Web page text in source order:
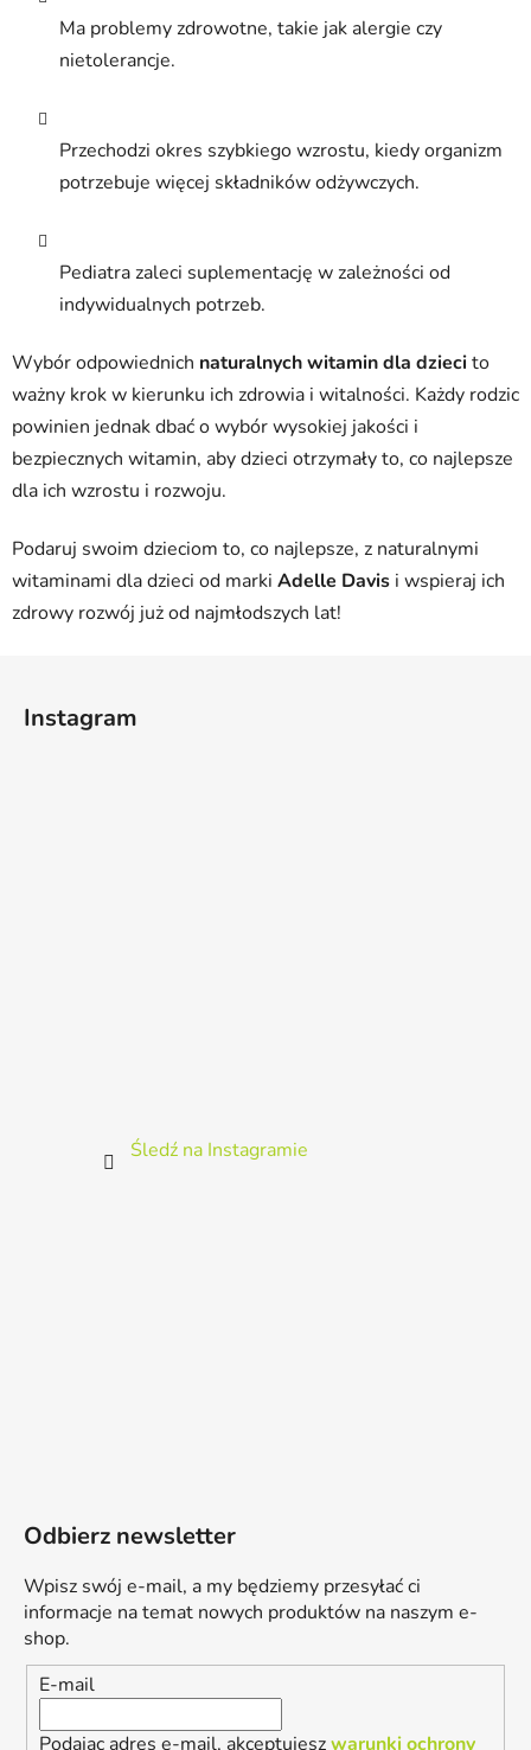
Ma problemy zdrowotne, takie jak alergie czy
nietolerancje.
Przechodzi okres szybkiego wzrostu, kiedy organizm
potrzebuje więcej składników odżywczych.
Pediatra zaleci suplementację w zależności od
indywidualnych potrzeb.
Wybór odpowiednich naturalnych witamin dla dziecito
ważny krok w kierunku ich zdrowia i witalności. Każdy rodzic
powinien jednak dbać o wybór wysokiej jakości i
bezpiecznych witamin, aby dzieci otrzymały to, co najlepsze
dla ich wzrostu i rozwoju.
Podaruj swoim dzieciom to, co najlepsze, z naturalnymi
witaminami dla dzieci od marki Adelle Davis i wspieraj ich
zdrowy rozwój już od najmłodszych lat!
Instagram
Śledź na Instagramie
Odbierz newsletter
Wpisz swój e-mail, a my będziemy przesyłać ci
informacje na temat nowych produktów na naszym e-
shop.
E-mail
Podając adres e-mail, akceptujeszwarunki ochrony